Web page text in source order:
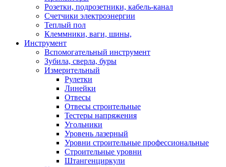
Розетки, подрозетники, кабель-канал
Счетчики электроэнергии
Теплый пол
Клеммники, ваги, шины,
Инструмент
Вспомогательный инструмент
Зубила, сверла, буры
Измерительный
Рулетки
Линейки
Отвесы
Отвесы строительные
Тестеры напряжения
Угольники
Уровень лазерный
Уровни строительные профессиональные
Строительные уровни
Штангенциркули